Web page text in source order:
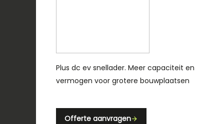
Plus dc ev snellader. Meer capaciteit en
vermogen voor grotere bouwplaatsen
Offerte aanvragen